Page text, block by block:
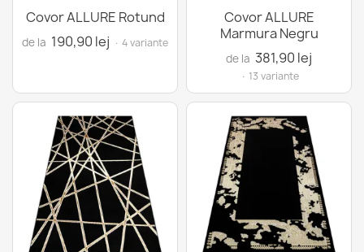
Covor ALLURE Rotund
de la 190,90 lej · 4 variante
Covor ALLURE
Marmura Negru
de la 381,90 lej
· 13 variante